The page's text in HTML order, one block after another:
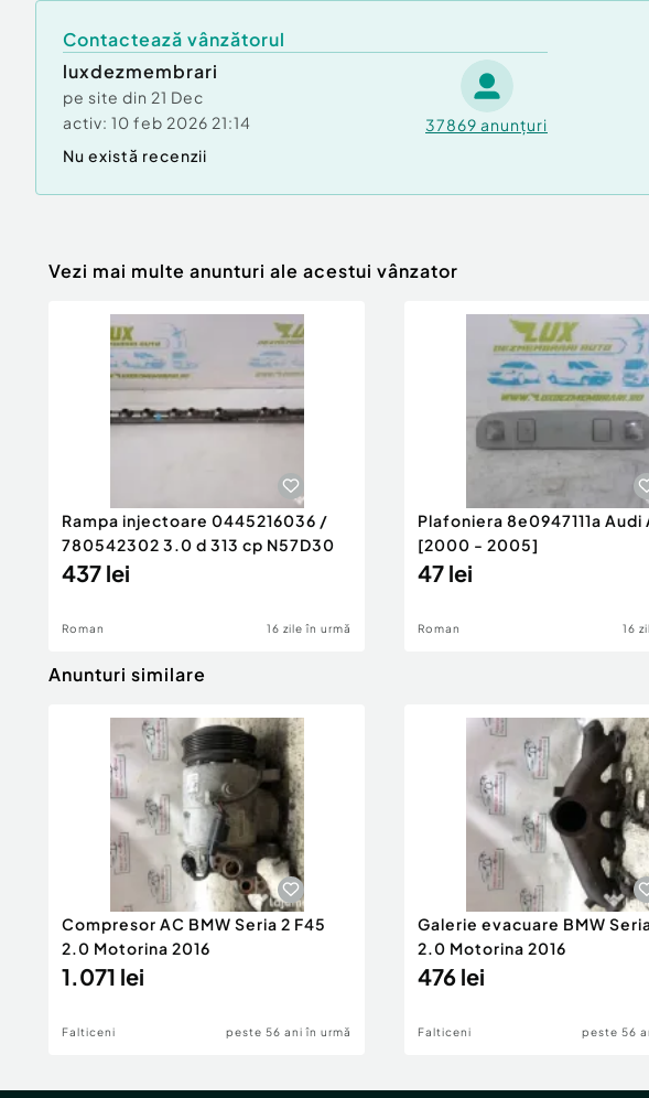
Contactează vânzătorul
luxdezmembrari
pe site din 21 Dec
activ: 10 feb 2026 21:14 37869 anunțuri
Nu există recenzii
Vezi mai multe anunturi ale acestui vânzator
Rampa injectoare 0445216036 /
780542302 3.0 d 313 cp N57D30
437 lei
Roman 16 zile în urmă
Plafoniera 8e0947111a Audi
[2000 - 2005]
47 lei
Roman 16
Anunturi similare
Compresor AC BMW Seria 2 F45
2.0 Motorina 2016
1.071 lei
Falticeni peste 56 ani în urmă
Galerie evacuare BMW
2.0 Motorina 2016
476 lei
Falticeni peste 56